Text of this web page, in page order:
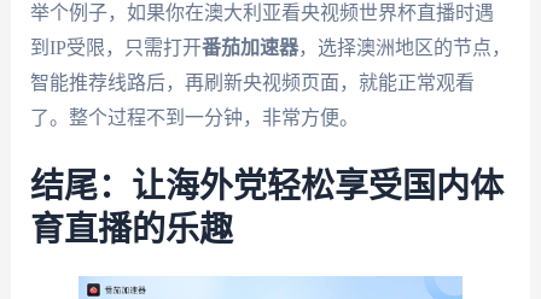
举个例子，如果你在澳大利亚看央视频世界杯直播时遇
到IP受限，只需打开番茄加速器，选择澳洲地区的节点，
智能推荐线路后，再刷新央视频页面，就能正常观看
了。整个过程不到一分钟，非常方便。
结尾：让海外党轻松享受国内体
育直播的乐趣